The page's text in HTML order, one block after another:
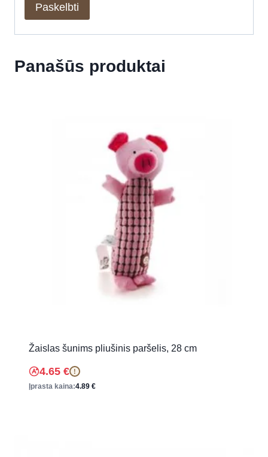
Panašūs produktai
Žaislas šunims pliušinis paršelis, 28 cm
4.65 € !
Įprasta kaina:4.89 €